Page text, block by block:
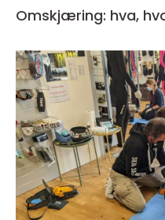
Omskjæring: hva,